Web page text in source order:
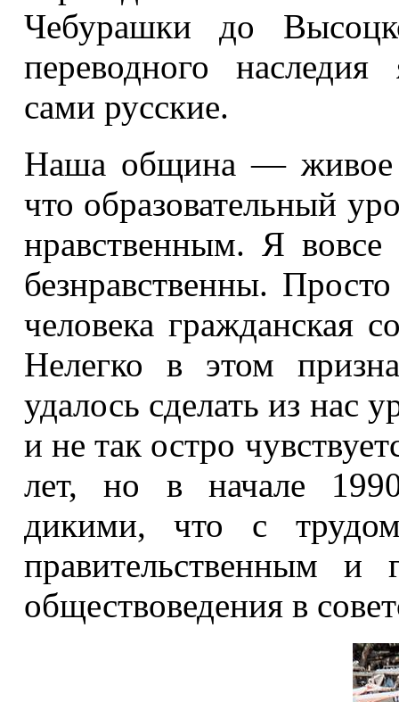
Чебурашки до
переводного
сами русские.
Наша община — живое
что образовательный
нравственным. Я вовсе
безнравственны.
человека гражданская
Нелегко в этом
удалось сделать из нас
и не так остро
лет, но в начале
дикими, что с
правительственным и
обществоведения в